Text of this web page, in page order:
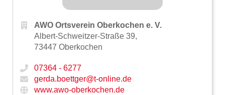
AWO Ortsverein Oberkochen e. V.
Albert-Schweitzer-Straße 39,
73447 Oberkochen
07364 - 6277
gerda.boettger@t-online.de
www.awo-oberkochen.de